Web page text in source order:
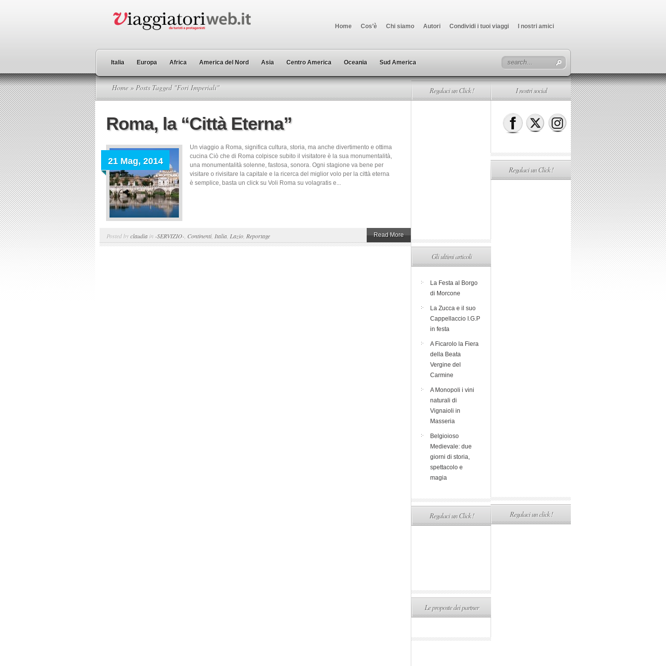
Home Cos’è Chi siamo Autori Condividi i tuoi viaggi I nostri amici
Italia Europa Africa America del Nord Asia Centro America Oceania Sud America
Home » Posts Tagged "Fori Imperiali"
Roma, la “Città Eterna”
21 Mag, 2014
Un viaggio a Roma, significa cultura, storia, ma anche divertimento e ottima
cucina Ciò che di Roma colpisce subito il visitatore è la sua monumentalità,
una monumentalità solenne, fastosa, sonora. Ogni stagione va bene per
visitare o rivisitare la capitale e la ricerca del miglior volo per la città eterna
è semplice, basta un click su Voli Roma su volagratis e...
Posted byclaudia in -SERVIZIO- Continenti, Italia Lazio Reportage Read More
Regalaci un Click !
Gli ultimi articoli
La Festa al Borgo
di Morcone
La Zucca e il suo
Cappellaccio I.G.P
in festa
A Ficarolo la Fiera
della Beata
Vergine del
Carmine
A Monopoli i vini
naturali di
Vignaioli in
Masseria
Belgioioso
Medievale: due
giorni di storia,
spettacolo e
magia
Regalaci un Click !
Le proposte dei partner
I nostri social
Regalaci un Click !
Regalaci un click !